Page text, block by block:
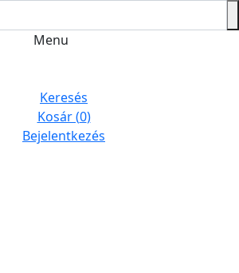
Menu
Keresés
Kosár (0)
Bejelentkezés